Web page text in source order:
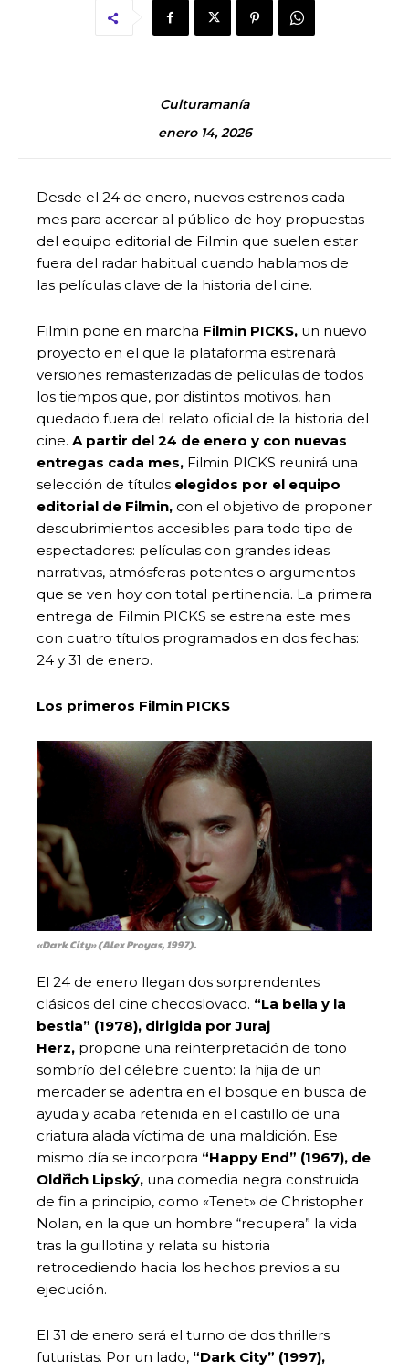
Culturamanía
enero 14, 2026
Desde el 24 de enero, nuevos estrenos cada
mes para acercar al público de hoy propuestas
del equipo editorial de Filmin que suelen estar
fuera del radar habitual cuando hablamos de
las películas clave de la historia del cine.
Filmin pone en marcha Filmin PICKS, un nuevo
proyecto en el que la plataforma estrenará
versiones remasterizadas de películas de todos
los tiempos que, por distintos motivos, han
quedado fuera del relato oficial de la historia del
cine. A partir del 24 de enero y con nuevas
entregas cada mes, Filmin PICKS reunirá una
selección de títulos elegidos por el equipo
editorial de Filmin, con el objetivo de proponer
descubrimientos accesibles para todo tipo de
espectadores: películas con grandes ideas
narrativas, atmósferas potentes o argumentos
que se ven hoy con total pertinencia. La primera
entrega de Filmin PICKS se estrena este mes
con cuatro títulos programados en dos fechas:
24 y 31 de enero.
Los primeros Filmin PICKS
«Dark City» (Alex Proyas, 1997).
El 24 de enero llegan dos sorprendentes
clásicos del cine checoslovaco. “La bella y la
bestia” (1978), dirigida por Juraj
Herz, propone una reinterpretación de tono
sombrío del célebre cuento: la hija de un
mercader se adentra en el bosque en busca de
ayuda y acaba retenida en el castillo de una
criatura alada víctima de una maldición. Ese
mismo día se incorpora “Happy End” (1967), de
Oldřich Lipský, una comedia negra construida
de fin a principio, como «Tenet» de Christopher
Nolan, en la que un hombre “recupera” la vida
tras la guillotina y relata su historia
retrocediendo hacia los hechos previos a su
ejecución.
El 31 de enero será el turno de dos thrillers
futuristas. Por un lado, “Dark City” (1997),